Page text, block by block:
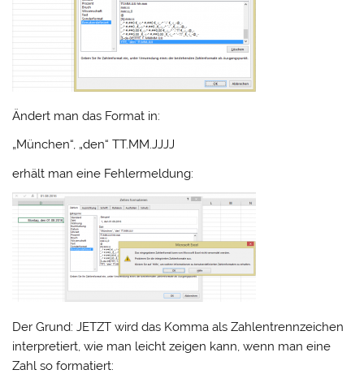
Ändert man das Format in:
„München“, „den“ TT.MM.JJJJ
erhält man eine Fehlermeldung:
Der Grund: JETZT wird das Komma als Zahlentrennzeichen
interpretiert, wie man leicht zeigen kann, wenn man eine
Zahl so formatiert: